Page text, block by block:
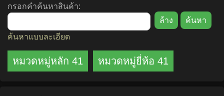
กรอกคำค้นหาสินค้า:
ค้นหาแบบละเอียด
หมวดหมู่หลัก 41 หมวดหมู่ยี่ห้อ 41